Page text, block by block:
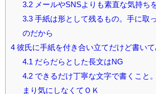
3.2メールやSNSよりも素直な気持ち
3.3手紙は形として残るもの。手に取
のだから
4 彼氏に手紙を付き合い立てだけど書い
4.1 だらだらとした長文はNG
4.2できるだけ丁寧な文字で書くこと
まり気にしなくてＯＫ